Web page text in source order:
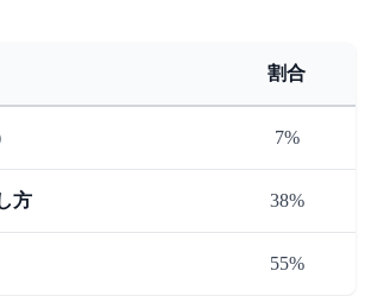
割合
7%
方 38%
55%